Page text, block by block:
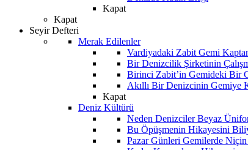
Kapat
Kapat
Seyir Defteri
Merak Edilenler
Vardiyadaki Zabit Gemi
Bir Denizcilik Şirketinin
Birinci Zabit’in Gemideki Bir
Akıllı Bir Denizcinin Gemiye
Kapat
Deniz Kültürü
Neden Denizciler Beyaz
Bu Öpüşmenin Hikayesini
Pazar Günleri Gemilerde